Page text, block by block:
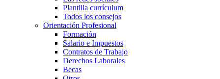
Plantilla currículum
Todos los consejos
Orientación Profesional
Formación
Salario e Impuestos
Contratos de Trabajo
Derechos Laborales
Becas